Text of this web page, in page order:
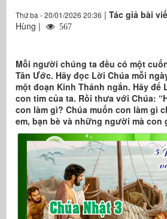
Thứ ba - 20/01/2026 20:36 | Tác giả bài
Hùng |
567
Mỗi người chúng ta đều có một
Tân Ước. Hãy đọc Lời Chúa mỗi
một đoạn Kinh Thánh ngắn. Hãy để
con tim của ta. Rồi thưa với Chúa:
con làm gì? Chúa muốn con làm gì
em, bạn bè và những người mà con